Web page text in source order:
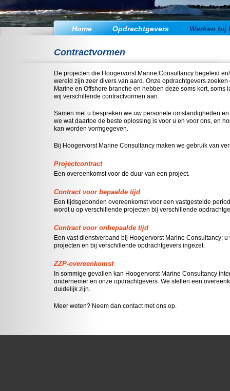
Contractvormen
De projecten die Hoogervorst Marine Consultancy begeleid
wereld zijn zeer divers van aard. Onze opdrachtgevers
Marine en Offshore branche en hebben deze soms kort, soms
wij verschillende contractvormen aan.
Samen met u bespreken we uw personele omstandigheden
we wat daartoe de beste oplossing is voor u en voor ons, en
kan worden vormgegeven.
Bij Hoogervorst Marine Consultancy maken we gebruik van
Projectcontract
Een overeenkomst voor de duur van een project.
Contract voor bepaalde tijd
Een tijdsgebonden overeenkomst voor een vastgestelde
wordt u op verschillende projecten bij verschillende
Contract voor onbepaalde tijd
Een vast dienstverband bij Hoogervorst Marine Consultancy:
projecten en bij verschillende opdrachtgevers ingezet.
ZZP-overeenkomst
In sommige gevallen kan Hoogervorst Marine Consultancy
ondernemer en onze opdrachtgevers. We stellen een
duidelijk zijn.
Meer weten? Neem dan contact met ons op.
Home Opdrachtgevers Werken bij